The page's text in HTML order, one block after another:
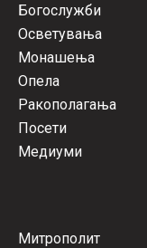
Богослужби
Осветувања
Монашења
Опела
Ракополагања
Посети
Медиуми
Митрополит